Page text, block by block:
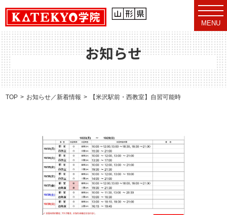
t
o
g
g
l
e
n
v
i
g
MENU
お知らせ
TOP お知らせ／新着情報 【米沢駅前・西教室】自習可能時間のお知らせ